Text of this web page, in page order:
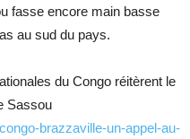
fasse encore main basse
au sud du pays.
du Congo réitèrent le
Sassou
brazzaville-un-appel-au-